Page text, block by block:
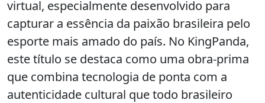
virtual, especialmente desenvolvido para
capturar a essência da paixão brasileira pelo
esporte mais amado do país. No KingPanda,
este título se destaca como uma obra-prima
que combina tecnologia de ponta com a
autenticidade cultural que todo brasileiro